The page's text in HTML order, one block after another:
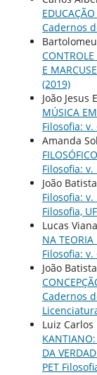
Cadernos
E MARCUSE
(2019)
João Jesus
MÚSICA
Filosofia: v.
Amanda
Filosofia: v.
João
Filosofia:
Filosofia,
Lucas
NA TEORIA
Filosofia: v.
João
Cadernos
Luiz
DA
PET